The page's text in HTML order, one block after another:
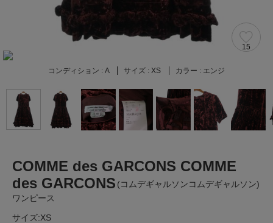
15
コンディション : A サイズ : XS カラー : エンジ
COMME des GARCONS COMME
des GARCONS (コムデギャルソンコムデギャルソン)
ワンピース
サイズ:XS